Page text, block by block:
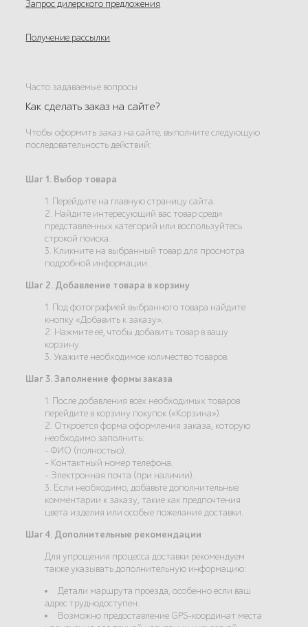
Запрос дилерского предложения
Получение рассылки
Часто задаваемые вопросы
Как сделать заказ на сайте?
Чтобы оформить заказ на сайте, выполните следующую
последовательность действий:
Шаг 1. Выбор товара
1. Перейдите на главную страницу сайта.
2. Найдите интересующий вас товар среди
представленных категорий или воспользуйтесь
строкой поиска.
3. Кликните на выбранный товар для просмотра
подробной информации.
Шаг 2. Добавление товара в корзину
1. Под фотографией выбранного товара найдите
кнопку «Добавить к заказу».
2. Нажмите её, чтобы добавить товар в вашу
корзину.
3. Укажите необходимое количество товаров.
Шаг 3. Заполнение формы заказа
1. После добавления всех необходимых товаров
перейдите в корзину покупок («Корзина»).
2. Откроется форма оформления заказа, которую
необходимо заполнить:
- ФИО (полностью).
- Контактный номер телефона.
- Электронная почта (при наличии).
3. Если необходимо, добавьте дополнительные
комментарии к заказу, такие как предпочтения
цвета изделия или особые пожелания доставки.
Шаг 4. Дополнительные рекомендации
Для упрощения процесса доставки рекомендуем
также указывать дополнительную информацию:
Детали маршрута проезда, особенно если ваш
адрес труднодоступен.
Возможно предоставление GPS-координат места